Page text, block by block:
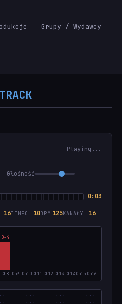
Grupy / Wydawcy
Playing...
Głośność
0:03
16TEMPO 10BPM 125KANAŁY 16
D-4
Ch8 Ch9 Ch10 Ch11 Ch12 Ch13 Ch14 Ch15 Ch16